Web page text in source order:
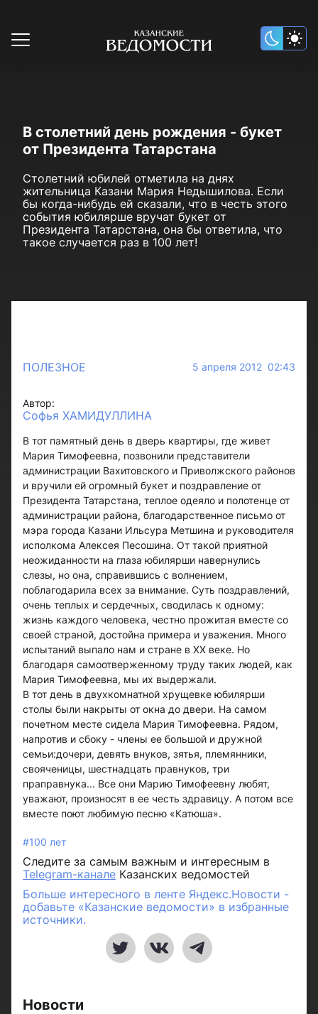
В столетний день рождения - букет
от Президента Татарстана
Столетний юбилей отметила на днях
жительница Казани Мария Недышилова. Если
бы когда-нибудь ей сказали, что в честь этого
события юбилярше вручат букет от
Президента Татарстана, она бы ответила, что
такое случается раз в 100 лет!
ПОЛЕЗНОЕ 5 апреля 2012 02:43
Автор:
Софья ХАМИДУЛЛИНА
В тот памятный день в дверь квартиры, где живет
Мария Тимофеевна, позвонили представители
администрации Вахитовского и Приволжского районов
и вручили ей огромный букет и поздравление от
Президента Татарстана, теплое одеяло и полотенце от
администрации района, благодарственное письмо от
мэра города Казани Ильсура Метшина и руководителя
исполкома Алексея Песошина. От такой приятной
неожиданности на глаза юбилярши навернулись
слезы, но она, справившись с волнением,
поблагодарила всех за внимание. Суть поздравлений,
очень теплых и сердечных, сводилась к одному:
жизнь каждого человека, честно прожитая вместе со
своей страной, достойна примера и уважения. Много
испытаний выпало нам и стране в ХХ веке. Но
благодаря самоотверженному труду таких людей, как
Мария Тимофеевна, мы их выдержали.
В тот день в двухкомнатной хрущевке юбилярши
столы были накрыты от окна до двери. На самом
почетном месте сидела Мария Тимофеевна. Рядом,
напротив и сбоку - члены ее большой и дружной
семьи:дочери, девять внуков, зятья, племянники,
свояченицы, шестнадцать правнуков, три
праправнука... Все они Марию Тимофеевну любят,
уважают, произносят в ее честь здравицу. А потом все
вместе поют любимую песню «Катюша».
#100 лет
Следите за самым важным и интересным в
Telegram-канале Казанских ведомостей
Больше интересного в ленте Яндекс.Новости -
добавьте «Казанские ведомости» в избранные
источники.
Новости